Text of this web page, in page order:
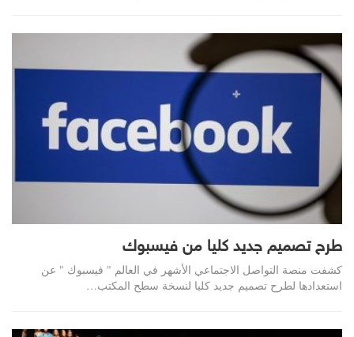
طرح تصميم جديد كليا من فيسبوك
كشفت منصة التواصل الاجتماعي الأشهر في العالم " فيسبوك " عن
استعدادها لطرح تصميم جديد كليا لنسخة سطح المكتب…